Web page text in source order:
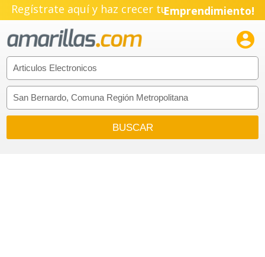
Regístrate aquí y haz crecer tuEmprendimiento!
